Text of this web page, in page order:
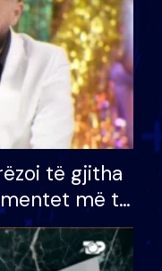
të gjitha
më të
VIP: Do më
kur…